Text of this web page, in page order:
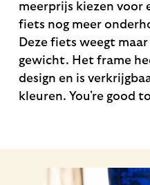
meerprijs kiezen voor
fiets nog meer
Deze fiets weegt
gewicht. Het frame
design en is
kleuren. You're good